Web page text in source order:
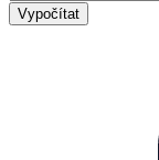
Vypočítat